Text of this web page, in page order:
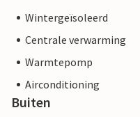
Wintergeïsoleerd
Centrale verwarming
Warmtepomp
Airconditioning
Buiten